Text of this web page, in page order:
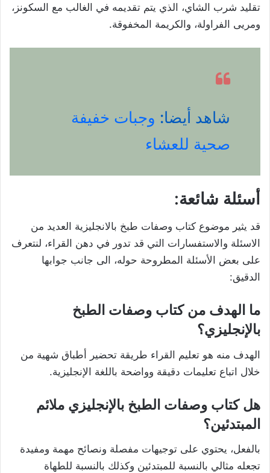
تقليد شرب الشاي، الذي يتم تقديمه في الغالب مع السكونز،
ومريى الفراولة، والكريمة المخفوقة.
شاهد أيضا: وجبات خفيفة
صحية للعشاء
أسئلة شائعة:
قد يثير موضوع كتاب وصفات طبخ بالانجليزية العديد من
الاسئلة والاستفسارات التي قد تدور في دهن القراء، لنتعرف
على بعض الأسئلة المطروحة حوله، الى جانب جوابها
الدقيق:
ما الهدف من كتاب وصفات الطبخ
بالإنجليزي؟
الهدف منه هو تعليم القراء طريقة تحضير أطباق شهية من
خلال اتباع تعليمات دقيقة وواضحة باللغة الإنجليزية.
هل كتاب وصفات الطبخ بالإنجليزي ملائم
المبتدئين؟
بالفعل، يحتوي على توجيهات مفصلة ونصائح مهمة ومفيدة
تجعله مثالي بالنسبة للمبتدئين وكذلك بالنسبة للطهاة